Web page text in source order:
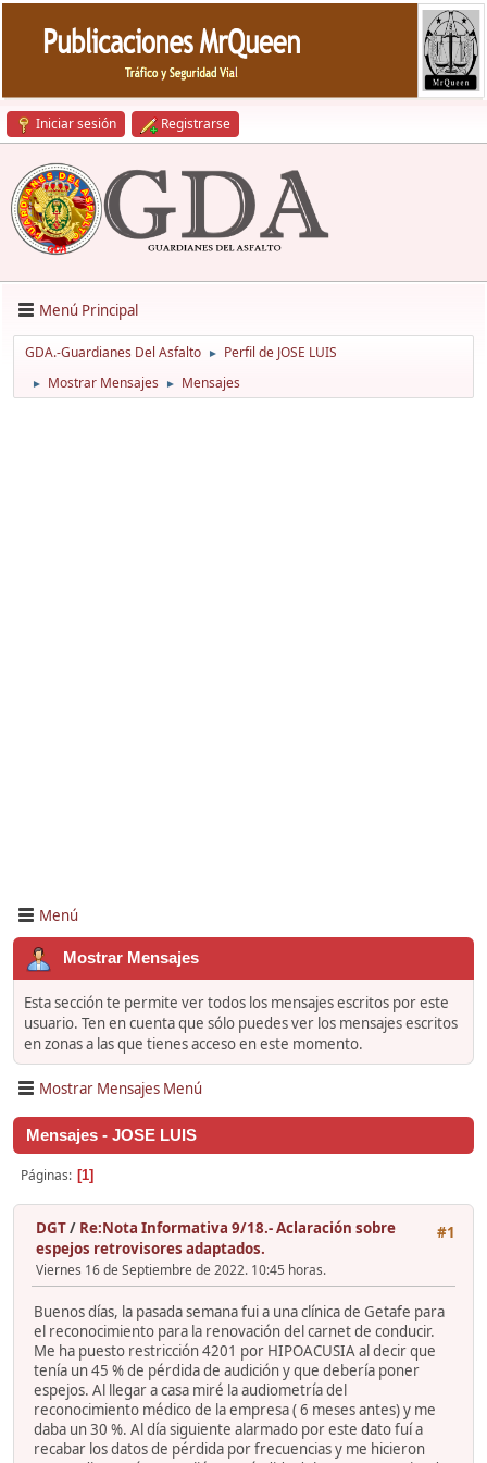
Iniciar sesión Registrarse
Menú Principal
GDA.-Guardianes Del Asfalto ► Perfil de JOSE LUIS
► Mostrar Mensajes ► Mensajes
Menú
Mostrar Mensajes
Esta sección te permite ver todos los mensajes escritos por este
usuario. Ten en cuenta que sólo puedes ver los mensajes escritos
en zonas a las que tienes acceso en este momento.
Mostrar Mensajes Menú
Mensajes - JOSE LUIS
Páginas 1
#1
DGT/ Re:Nota Informativa 9/18.- Aclaración sobre
espejos retrovisores adaptados.
Viernes 16 de Septiembre de 2022. 10:45 horas.
Buenos días, la pasada semana fui a una clínica de Getafe para
el reconocimiento para la renovación del carnet de conducir.
Me ha puesto restricción 4201 por HIPOACUSIA al decir que
tenía un 45 % de pérdida de audición y que debería poner
espejos. Al llegar a casa miré la audiometría del
reconocimiento médico de la empresa ( 6 meses antes) y me
daba un 30 %. Al día siguiente alarmado por este dato fuí a
recabar los datos de pérdida por frecuencias y me hicieron